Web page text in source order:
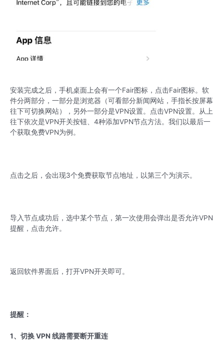
安装完成之后，手机桌面上会有一个Fair图标，点击Fair图标。软
件分两部分，一部分是浏览器（可看部分新闻网站，手指长按屏幕
往下可切换网站），另外一部分是VPN设置。点击VPN设置。从上
往下依次是VPN开关按钮、4种添加VPN节点方法。我们以最后一
个获取免费VPN为例。
点击之后，会出现3个免费获取节点地址，以第三个为演示。
导入节点成功后，选中某个节点，第一次使用会弹出是否允许VPN
提醒，点击允许。
返回软件界面后，打开VPN开关即可。
提醒：
1、切换 VPN 线路需要断开重连